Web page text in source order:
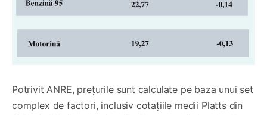
Potrivit ANRE, prețurile sunt calculate pe baza unui set
complex de factori, inclusiv cotațiile medii Platts din